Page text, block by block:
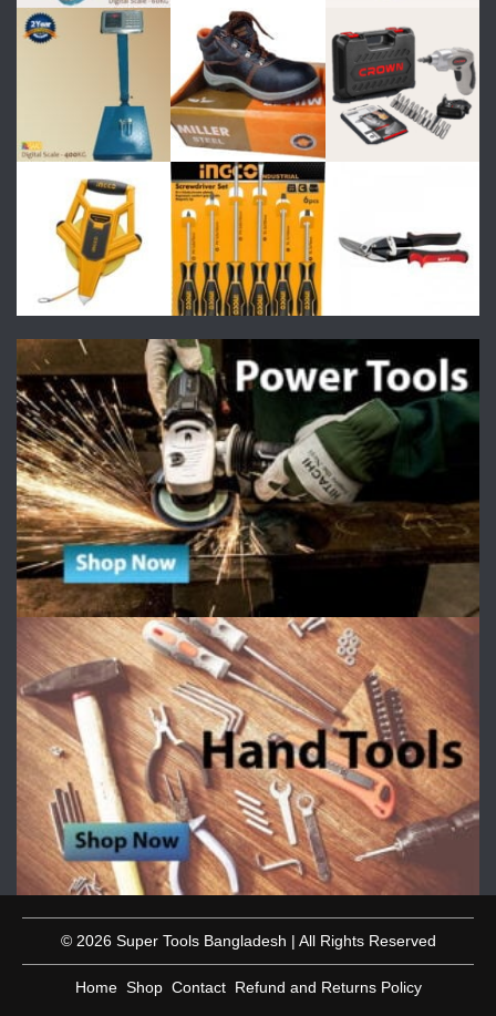
© 2026 Super Tools Bangladesh | All Rights Reserved
Home Shop Contact Refund and Returns Policy